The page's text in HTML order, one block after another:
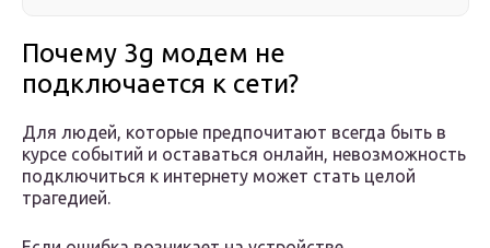
Почему 3g модем не
подключается к сети?
Для людей, которые предпочитают всегда быть в
курсе событий и оставаться онлайн, невозможность
подключиться к интернету может стать целой
трагедией.